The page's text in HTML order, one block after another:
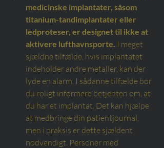
medicinske implantater, såsom
titanium-tandimplantater eller
ledproteser, er designet til ikke at
aktivere lufthavnsporte. I meget
sjældne tilfælde, hvis implantatet
indeholder andre metaller, kan der
lyde en alarm. I sådanne tilfælde bør
du roligt informere betjenten om, at
du har et implantat. Det kan hjælpe
at medbringe din patientjournal,
men i praksis er dette sjældent
nødvendigt. Personer med